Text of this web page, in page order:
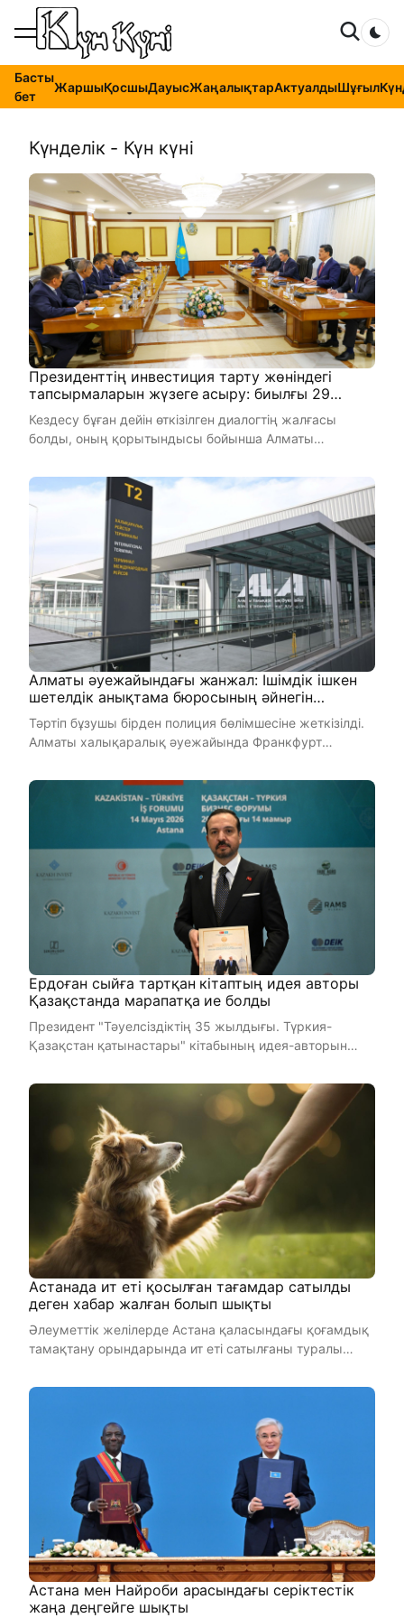
Басты
бет
ЖаршыҚосшыДауысЖаңалықтарАктуалдыШұғыл
Күнделік - Күн күні
Президенттің инвестиция тарту жөніндегі
тапсырмаларын жүзеге асыру: биылғы 29
мамырда Алматыда қалдықтарды кәдеге
жарату зауытының құрылысы басталады
Кездесу бұған дейін өткізілген диалогтің жалғасы
болды, оның қорытындысы бойынша Алматы
Алматы әуежайындағы жанжал: Ішімдік ішкен
шетелдік анықтама бюросының әйнегін
қиратты
Тәртіп бұзушы бірден полиция бөлімшесіне жеткізілді.
Алматы халықаралық әуежайында Франкфурт
Ердоған сыйға тартқан кітаптың идея авторы
Қазақстанда марапатқа ие болды
Президент "Тәуелсіздіктің 35 жылдығы. Түркия-
Қазақстан қатынастары" кітабының идея-авторын
Астанада ит еті қосылған тағамдар сатылды
деген хабар жалған болып шықты
Әлеуметтік желілерде Астана қаласындағы қоғамдық
тамақтану орындарында ит еті сатылғаны туралы
Астана мен Найроби арасындағы серіктестік
жаңа деңгейге шықты